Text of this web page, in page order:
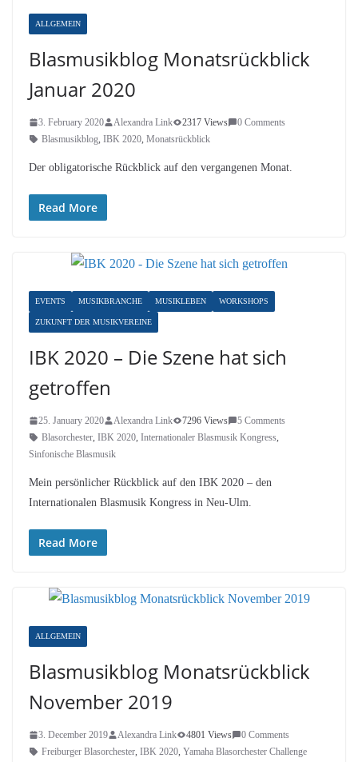
ALLGEMEIN
Blasmusikblog Monatsrückblick
Januar 2020
3. February 2020 Alexandra Link 2317 Views
0 Comments
Blasmusikblog, IBK 2020, Monatsrückblick
Der obligatorische Rückblick auf den vergangenen Monat.
Read More
EVENTS MUSIKBRANCHE MUSIKLEBEN WORKSHOPS
ZUKUNFT DER MUSIKVEREINE
IBK 2020 – Die Szene hat sich
getroffen
25. January 2020 Alexandra Link 7296 Views
5 Comments
Blasorchester, IBK 2020, Internationaler Blasmusik Kongress,
Sinfonische Blasmusik
Mein persönlicher Rückblick auf den IBK 2020 – den
Internationalen Blasmusik Kongress in Neu-Ulm.
Read More
ALLGEMEIN
Blasmusikblog Monatsrückblick
November 2019
3. December 2019 Alexandra Link 4801 Views
0 Comments
Freiburger Blasorchester, IBK 2020, Yamaha Blasorchester Challenge